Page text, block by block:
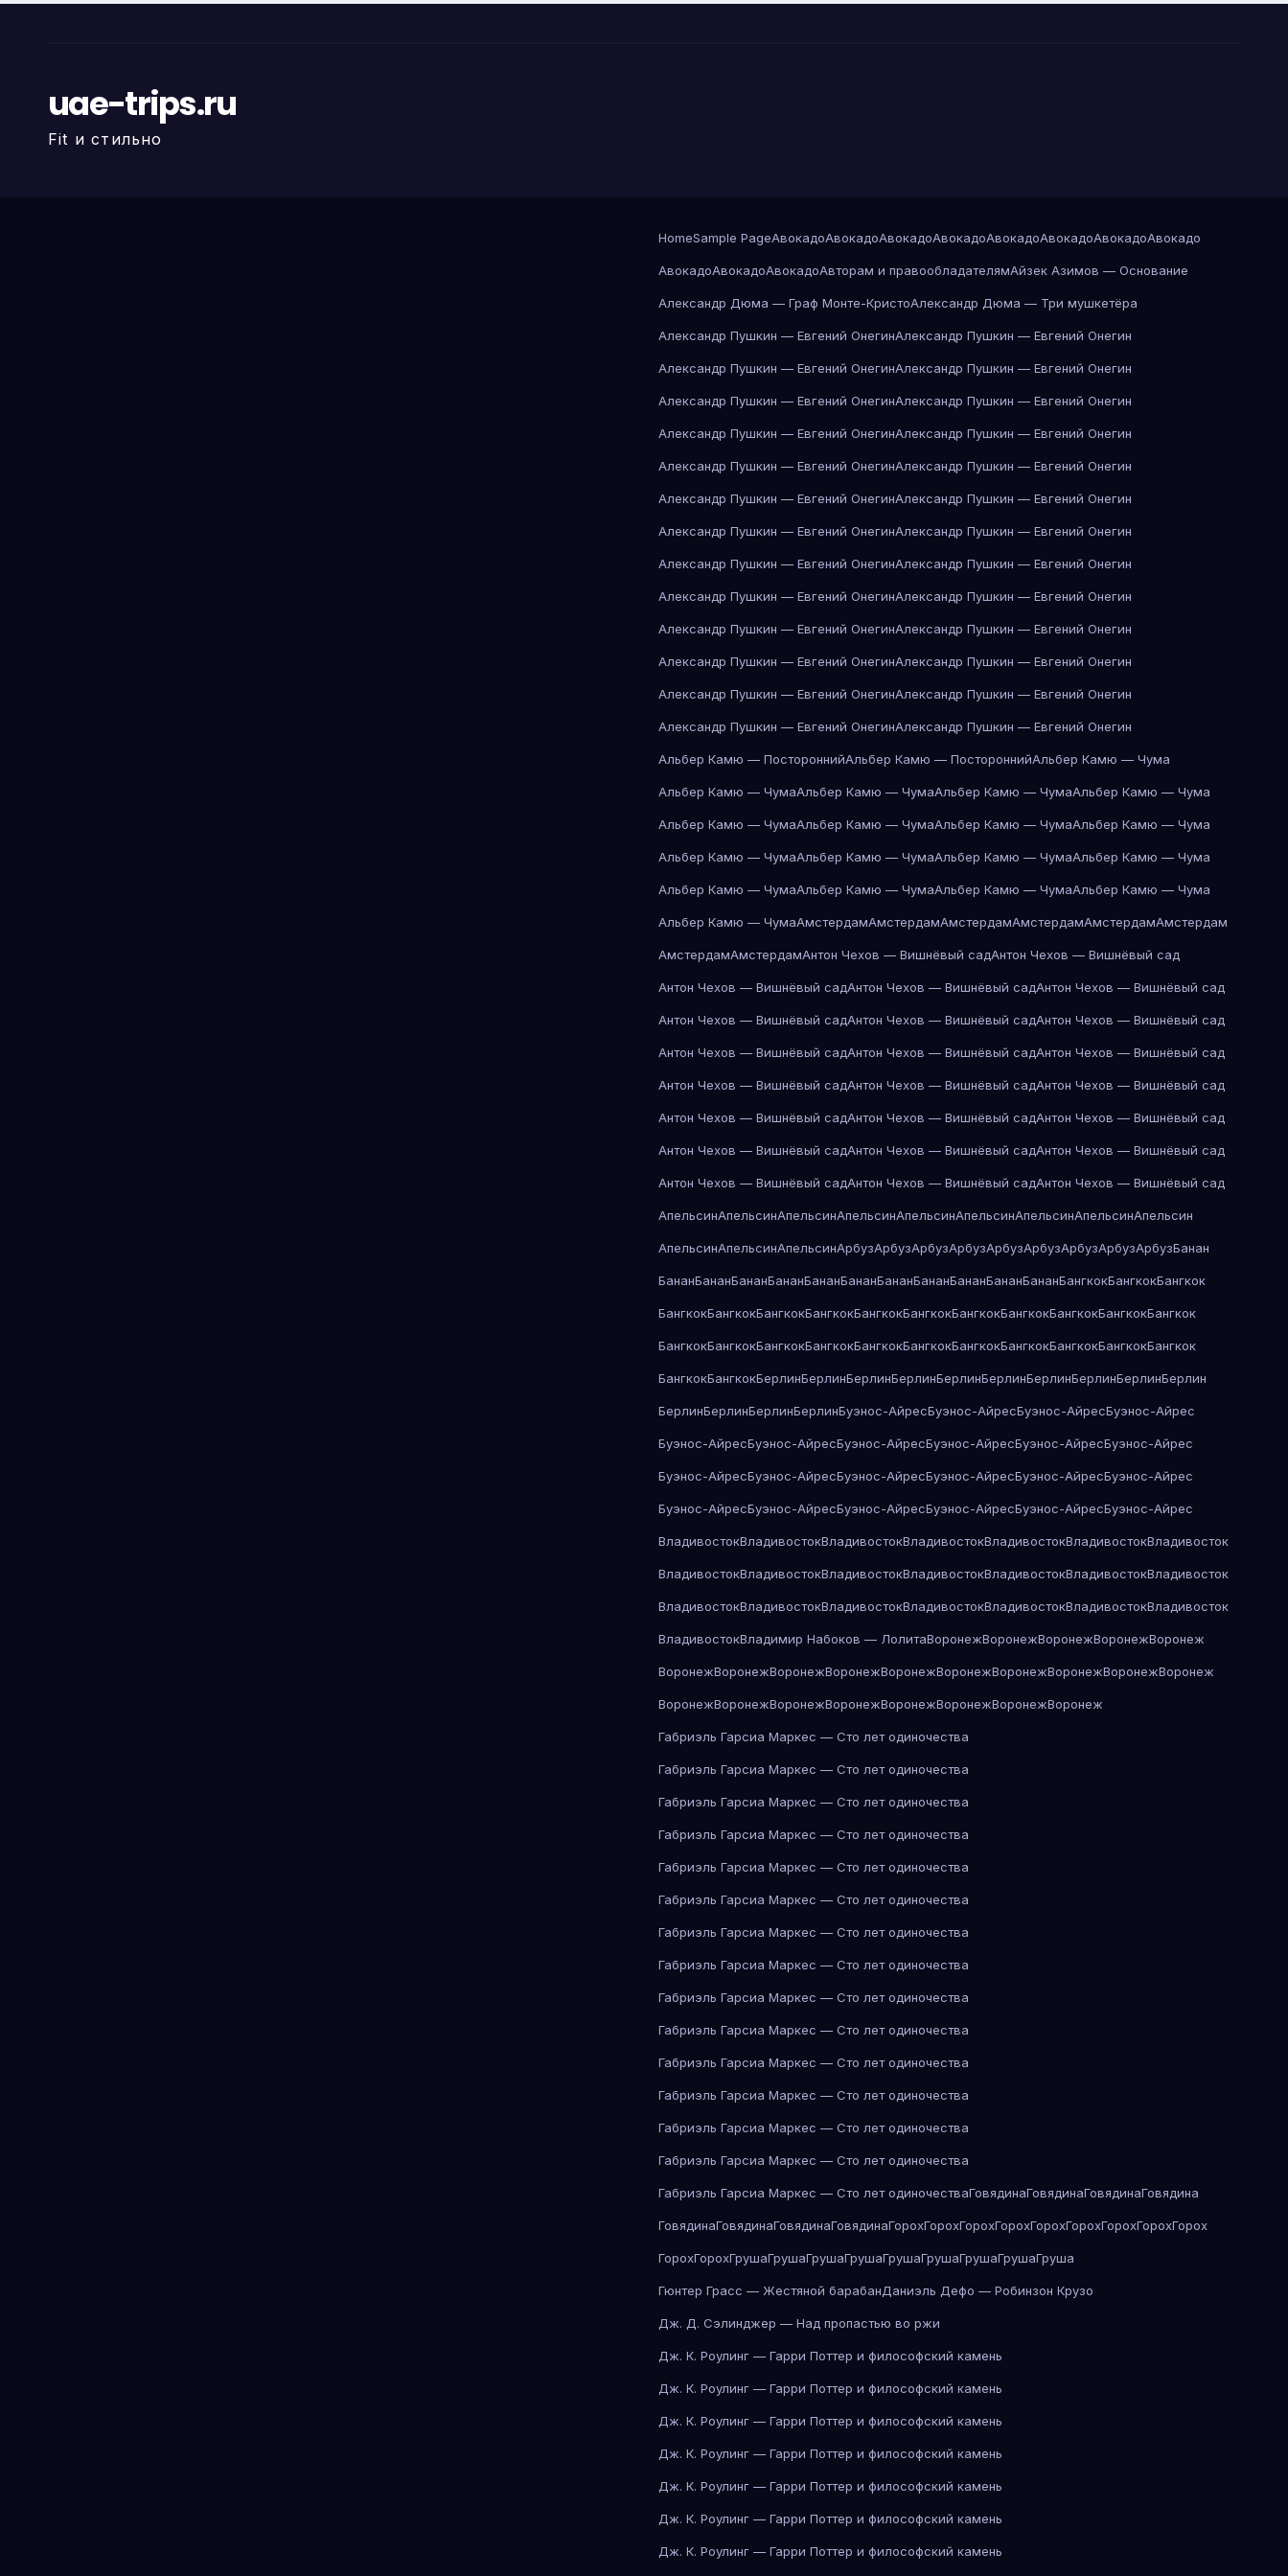
uae-trips.ru
Fit и стильно
HomeSample PageАвокадоАвокадоАвокадоАвокадоАвокадоАвокадоАвокадоАвокадо
АвокадоАвокадоАвокадоАвторам и правообладателямАйзек Азимов — Основание
Александр Дюма — Граф Монте-КристоАлександр Дюма — Три мушкетёра
Александр Пушкин — Евгений ОнегинАлександр Пушкин — Евгений Онегин
Александр Пушкин — Евгений ОнегинАлександр Пушкин — Евгений Онегин
Александр Пушкин — Евгений ОнегинАлександр Пушкин — Евгений Онегин
Александр Пушкин — Евгений ОнегинАлександр Пушкин — Евгений Онегин
Александр Пушкин — Евгений ОнегинАлександр Пушкин — Евгений Онегин
Александр Пушкин — Евгений ОнегинАлександр Пушкин — Евгений Онегин
Александр Пушкин — Евгений ОнегинАлександр Пушкин — Евгений Онегин
Александр Пушкин — Евгений ОнегинАлександр Пушкин — Евгений Онегин
Александр Пушкин — Евгений ОнегинАлександр Пушкин — Евгений Онегин
Александр Пушкин — Евгений ОнегинАлександр Пушкин — Евгений Онегин
Александр Пушкин — Евгений ОнегинАлександр Пушкин — Евгений Онегин
Александр Пушкин — Евгений ОнегинАлександр Пушкин — Евгений Онегин
Александр Пушкин — Евгений ОнегинАлександр Пушкин — Евгений Онегин
Альбер Камю — ПостороннийАльбер Камю — ПостороннийАльбер Камю — Чума
Альбер Камю — ЧумаАльбер Камю — ЧумаАльбер Камю — ЧумаАльбер Камю — Чума
Альбер Камю — ЧумаАльбер Камю — ЧумаАльбер Камю — ЧумаАльбер Камю — Чума
Альбер Камю — ЧумаАльбер Камю — ЧумаАльбер Камю — ЧумаАльбер Камю — Чума
Альбер Камю — ЧумаАльбер Камю — ЧумаАльбер Камю — ЧумаАльбер Камю — Чума
Альбер Камю — ЧумаАмстердамАмстердамАмстердамАмстердамАмстердамАмстердам
АмстердамАмстердамАнтон Чехов — Вишнёвый садАнтон Чехов — Вишнёвый сад
Антон Чехов — Вишнёвый садАнтон Чехов — Вишнёвый садАнтон Чехов — Вишнёвый сад
Антон Чехов — Вишнёвый садАнтон Чехов — Вишнёвый садАнтон Чехов — Вишнёвый сад
Антон Чехов — Вишнёвый садАнтон Чехов — Вишнёвый садАнтон Чехов — Вишнёвый сад
Антон Чехов — Вишнёвый садАнтон Чехов — Вишнёвый садАнтон Чехов — Вишнёвый сад
Антон Чехов — Вишнёвый садАнтон Чехов — Вишнёвый садАнтон Чехов — Вишнёвый сад
Антон Чехов — Вишнёвый садАнтон Чехов — Вишнёвый садАнтон Чехов — Вишнёвый сад
Антон Чехов — Вишнёвый садАнтон Чехов — Вишнёвый садАнтон Чехов — Вишнёвый сад
АпельсинАпельсинАпельсинАпельсинАпельсинАпельсинАпельсинАпельсинАпельсин
АпельсинАпельсинАпельсинАрбузАрбузАрбузАрбузАрбузАрбузАрбузАрбузАрбузБанан
БананБананБананБананБананБананБананБананБананБананБананБангкокБангкокБангкок
БангкокБангкокБангкокБангкокБангкокБангкокБангкокБангкокБангкокБангкокБангкок
БангкокБангкокБангкокБангкокБангкокБангкокБангкокБангкокБангкокБангкокБангкок
БангкокБангкокБерлинБерлинБерлинБерлинБерлинБерлинБерлинБерлинБерлинБерлин
БерлинБерлинБерлинБерлинБуэнос-АйресБуэнос-АйресБуэнос-АйресБуэнос-Айрес
Буэнос-АйресБуэнос-АйресБуэнос-АйресБуэнос-АйресБуэнос-АйресБуэнос-Айрес
Буэнос-АйресБуэнос-АйресБуэнос-АйресБуэнос-АйресБуэнос-АйресБуэнос-Айрес
Буэнос-АйресБуэнос-АйресБуэнос-АйресБуэнос-АйресБуэнос-АйресБуэнос-Айрес
ВладивостокВладивостокВладивостокВладивостокВладивостокВладивостокВладивосток
ВладивостокВладивостокВладивостокВладивостокВладивостокВладивостокВладивосток
ВладивостокВладивостокВладивостокВладивостокВладивостокВладивостокВладивосток
ВладивостокВладимир Набоков — ЛолитаВоронежВоронежВоронежВоронежВоронеж
ВоронежВоронежВоронежВоронежВоронежВоронежВоронежВоронежВоронежВоронеж
ВоронежВоронежВоронежВоронежВоронежВоронежВоронежВоронеж
Габриэль Гарсиа Маркес — Сто лет одиночества
Габриэль Гарсиа Маркес — Сто лет одиночества
Габриэль Гарсиа Маркес — Сто лет одиночества
Габриэль Гарсиа Маркес — Сто лет одиночества
Габриэль Гарсиа Маркес — Сто лет одиночества
Габриэль Гарсиа Маркес — Сто лет одиночества
Габриэль Гарсиа Маркес — Сто лет одиночества
Габриэль Гарсиа Маркес — Сто лет одиночества
Габриэль Гарсиа Маркес — Сто лет одиночества
Габриэль Гарсиа Маркес — Сто лет одиночества
Габриэль Гарсиа Маркес — Сто лет одиночества
Габриэль Гарсиа Маркес — Сто лет одиночества
Габриэль Гарсиа Маркес — Сто лет одиночества
Габриэль Гарсиа Маркес — Сто лет одиночества
Габриэль Гарсиа Маркес — Сто лет одиночестваГовядинаГовядинаГовядинаГовядина
ГовядинаГовядинаГовядинаГовядинаГорохГорохГорохГорохГорохГорохГорохГорохГорох
ГорохГорохГрушаГрушаГрушаГрушаГрушаГрушаГрушаГрушаГруша
Гюнтер Грасс — Жестяной барабанДаниэль Дефо — Робинзон Крузо
Дж. Д. Сэлинджер — Над пропастью во ржи
Дж. К. Роулинг — Гарри Поттер и философский камень
Дж. К. Роулинг — Гарри Поттер и философский камень
Дж. К. Роулинг — Гарри Поттер и философский камень
Дж. К. Роулинг — Гарри Поттер и философский камень
Дж. К. Роулинг — Гарри Поттер и философский камень
Дж. К. Роулинг — Гарри Поттер и философский камень
Дж. К. Роулинг — Гарри Поттер и философский камень